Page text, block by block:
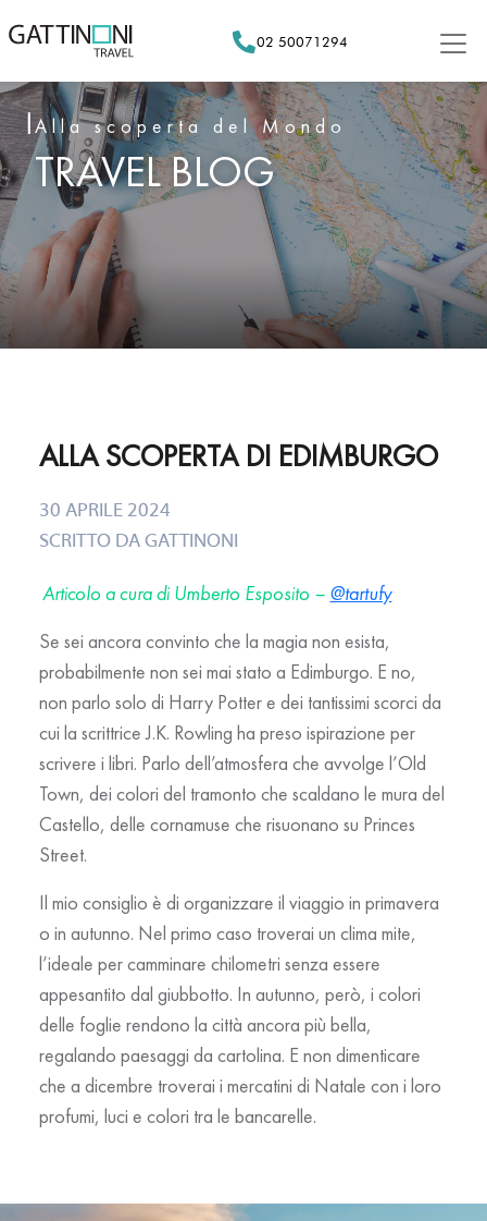
to
02 50071294
Alla scoperta del Mondo
TRAVEL BLOG
ALLA SCOPERTA DI EDIMBURGO
30 APRILE 2024
SCRITTO DAGATTINONI
Articolo a cura di Umberto Esposito – @tartufy
Se sei ancora convinto che la magia non esista,
probabilmente non sei mai stato a Edimburgo. E no,
non parlo solo di Harry Potter e dei tantissimi scorci da
cui la scrittrice J.K. Rowling ha preso ispirazione per
scrivere i libri. Parlo dell’atmosfera che avvolge l’Old
Town, dei colori del tramonto che scaldano le mura del
Castello, delle cornamuse che risuonano su Princes
Street.
Il mio consiglio è di organizzare il viaggio in primavera
o in autunno. Nel primo caso troverai un clima mite,
l’ideale per camminare chilometri senza essere
appesantito dal giubbotto. In autunno, però, i colori
delle foglie rendono la città ancora più bella,
regalando paesaggi da cartolina. E non dimenticare
che a dicembre troverai i mercatini di Natale con i loro
profumi, luci e colori tra le bancarelle.